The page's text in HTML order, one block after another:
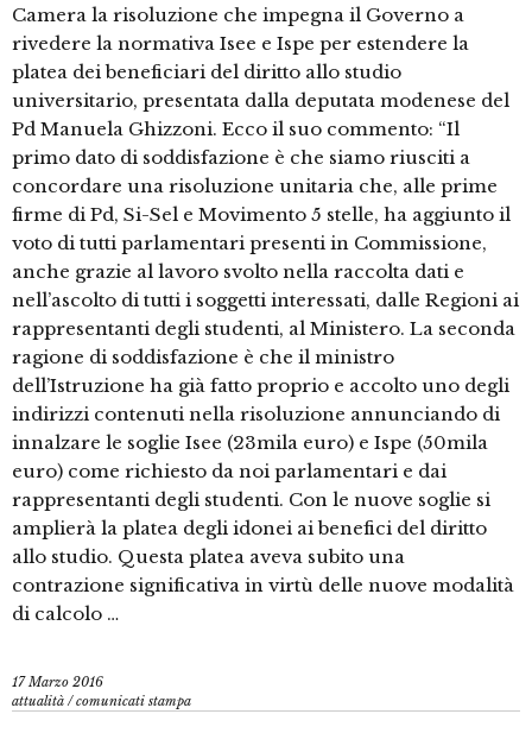
Camera la risoluzione che impegna il Governo a
rivedere la normativa Isee e Ispe per estendere la
platea dei beneficiari del diritto allo studio
universitario, presentata dalla deputata modenese del
Pd Manuela Ghizzoni. Ecco il suo commento: “Il
primo dato di soddisfazione è che siamo riusciti a
concordare una risoluzione unitaria che, alle prime
firme di Pd, Si-Sel e Movimento 5 stelle, ha aggiunto il
voto di tutti parlamentari presenti in Commissione,
anche grazie al lavoro svolto nella raccolta dati e
nell’ascolto di tutti i soggetti interessati, dalle Regioni ai
rappresentanti degli studenti, al Ministero. La seconda
ragione di soddisfazione è che il ministro
dell’Istruzione ha già fatto proprio e accolto uno degli
indirizzi contenuti nella risoluzione annunciando di
innalzare le soglie Isee (23mila euro) e Ispe (50mila
euro) come richiesto da noi parlamentari e dai
rappresentanti degli studenti. Con le nuove soglie si
amplierà la platea degli idonei ai benefici del diritto
allo studio. Questa platea aveva subito una
contrazione significativa in virtù delle nuove modalità
di calcolo …
17 Marzo 2016
attualità /comunicati stampa